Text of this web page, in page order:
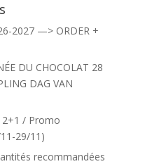
2027 —> ORDER +
DU CHOCOLAT 28
DAG VAN
/ Promo
29/11)
recommandées